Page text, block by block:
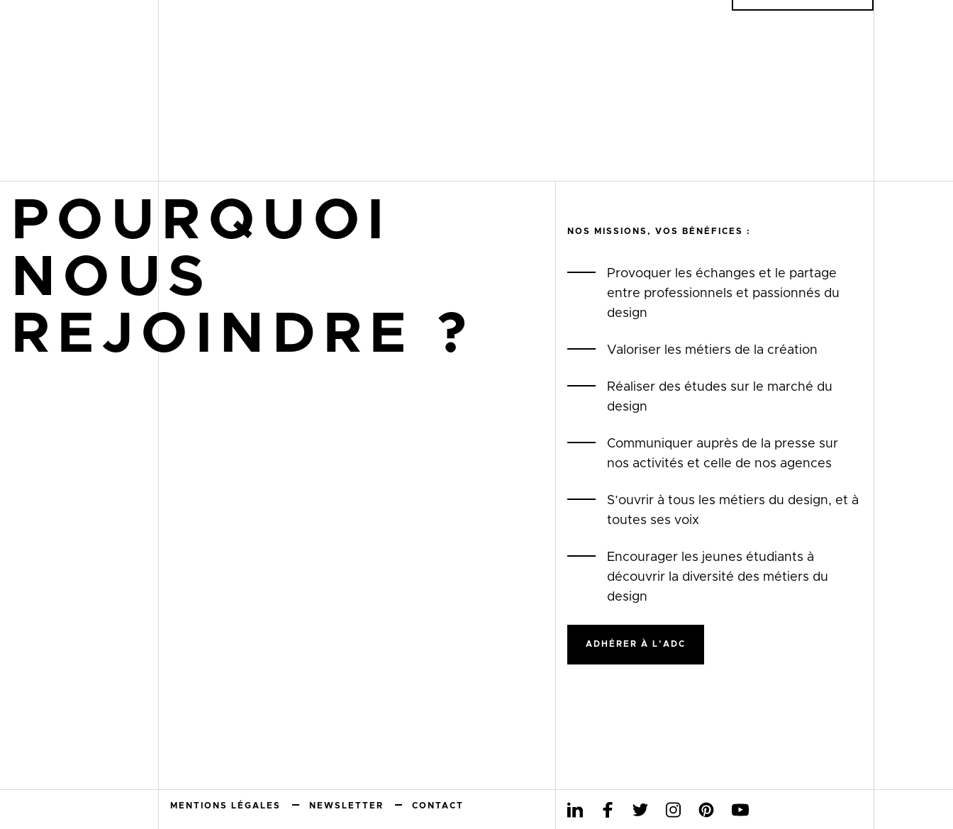
POURQUOI
NOUS
REJOINDRE ?
NOS MISSIONS, VOS BÉNÉFICES :
Provoquer les échanges et le partage
entre professionnels et passionnés du
design
Valoriser les métiers de la création
Réaliser des études sur le marché du
design
Communiquer auprès de la presse sur
nos activités et celle de nos agences
S’ouvrir à tous les métiers du design, et à
toutes ses voix
Encourager les jeunes étudiants à
découvrir la diversité des métiers du
design
ADHÉRER À L’ADC
MENTIONS LÉGALES NEWSLETTER CONTACT